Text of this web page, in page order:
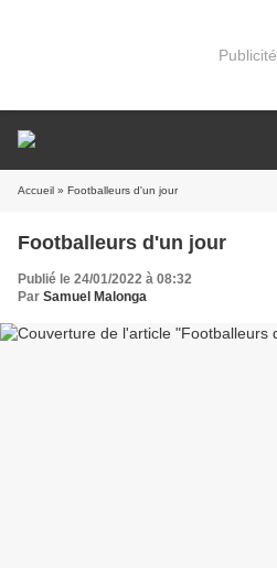
Publicité
Accueil » Footballeurs d'un jour
Footballeurs d'un jour
Publié le 24/01/2022 à 08:32
Par Samuel Malonga